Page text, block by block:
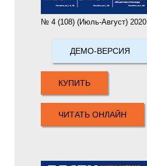
№ 4 (108) (Июль-Август) 2020
ДЕМО-ВЕРСИЯ
КУПИТЬ
ЧИТАТЬ ОНЛАЙН